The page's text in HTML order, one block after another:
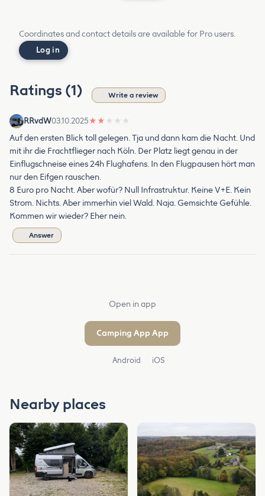
Coordinates and contact details are available for Pro users.
Log in
Ratings (1) Write a review
RRvdW03.10.2025★ ★ ★ ★ ★
Auf den ersten Blick toll gelegen. Tja und dann kam die Nacht. Und
mit ihr die Frachtflieger nach Köln. Der Platz liegt genau in der
Einflugschneise eines 24h Flughafens. In den Flugpausen hört man
nur den Eifgen rauschen.
8 Euro pro Nacht. Aber wofür? Null Infrastruktur. Keine V+E. Kein
Strom. Nichts. Aber immerhin viel Wald. Naja. Gemsichte Gefühle.
Kommen wir wieder? Eher nein.
Answer
Open in app
Camping App App
Android iOS
Nearby places